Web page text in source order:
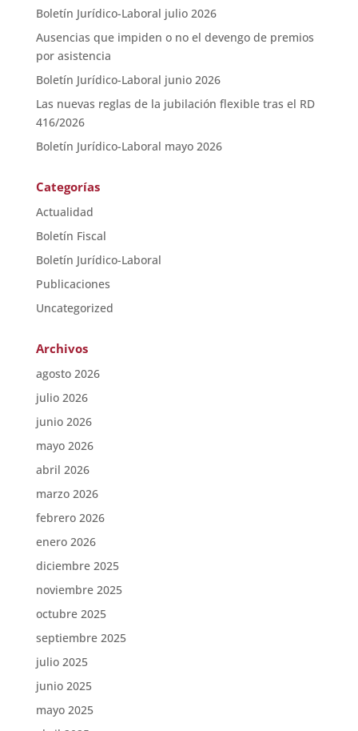
Boletín Jurídico-Laboral julio 2026
Ausencias que impiden o no el devengo de premios
por asistencia
Boletín Jurídico-Laboral junio 2026
Las nuevas reglas de la jubilación flexible tras el RD
416/2026
Boletín Jurídico-Laboral mayo 2026
Categorías
Actualidad
Boletín Fiscal
Boletín Jurídico-Laboral
Publicaciones
Uncategorized
Archivos
agosto 2026
julio 2026
junio 2026
mayo 2026
abril 2026
marzo 2026
febrero 2026
enero 2026
diciembre 2025
noviembre 2025
octubre 2025
septiembre 2025
julio 2025
junio 2025
mayo 2025